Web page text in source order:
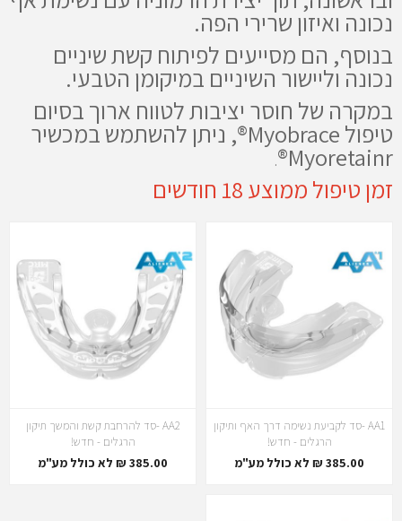
נכונה ואיזון שרירי הפה.
בנוסף, הם מסייעים לפיתוח קשת שיניים
נכונה וליישור השיניים במיקומן הטבעי.
במקרה של חוסר יציבות לטווח ארוך בסיום
טיפול Myobrace®, ניתן להשתמש במכשיר
Myoretainr®
.
זמן טיפול ממוצע 18 חודשים
AA1 -סד לקביעת נשימה דרך האף ותיקון
הרגלים - חדש!
385.00 ₪ לא כולל מע"מ
AA2 -סד להרחבת קשת והמשך תיקון
הרגלים - חדש!
385.00 ₪ לא כולל מע"מ